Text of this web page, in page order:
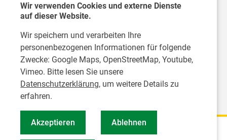
Wir verwenden Cookies und externe Dienste
auf dieser Website.
Wir speichern und verarbeiten Ihre
personenbezogenen Informationen für folgende
Zwecke: Google Maps, OpenStreetMap, Youtube,
Vimeo. Bitte lesen Sie unsere
Datenschutzerklärung, um weitere Details zu
erfahren.
Akzeptieren Ablehnen
sachsen.de
- Landesarbeitsgemeinschaft für
des Freistaates Sachsen e.V.